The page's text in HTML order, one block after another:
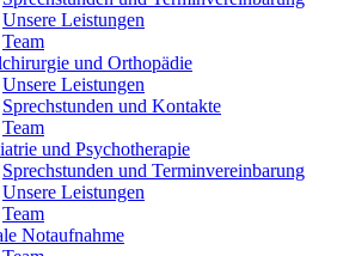
Unsere Leistungen
Team
und Orthopädie
Unsere Leistungen
Sprechstunden und Kontakte
Team
und Psychotherapie
Sprechstunden und Terminvereinbarung
Unsere Leistungen
Team
Notaufnahme